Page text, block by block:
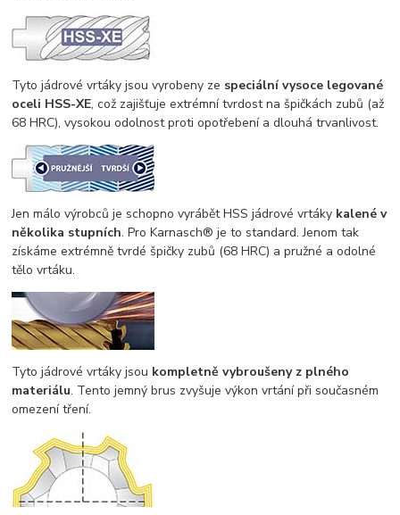
Tyto jádrové vrtáky jsou vyrobeny ze speciální vysoce legované
oceli HSS-XE, což zajišťuje extrémní tvrdost na špičkách zubů (až
68 HRC), vysokou odolnost proti opotřebení a dlouhá trvanlivost.
Jen málo výrobců je schopno vyrábět HSS jádrové vrtáky kalené v
několika stupních. Pro Karnasch® je to standard. Jenom tak
získáme extrémně tvrdé špičky zubů (68 HRC) a pružné a odolné
tělo vrtáku.
Tyto jádrové vrtáky jsou kompletně vybroušeny z plného
materiálu. Tento jemný brus zvyšuje výkon vrtání při současném
omezení tření.